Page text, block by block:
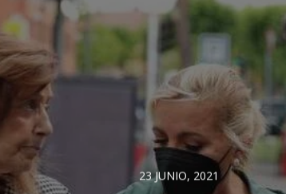
23 JUNIO, 2021